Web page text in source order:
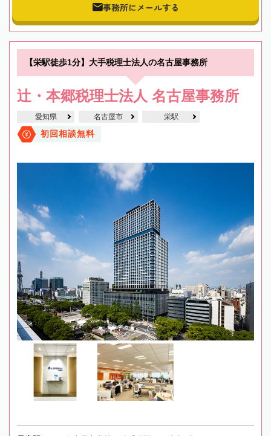
事務所にメールする
【栄駅徒歩1分】大手税理士法人の名古屋事務所
辻・本郷税理士法人 名古屋事務所
愛知県 名古屋市 栄駅
初回相談無料